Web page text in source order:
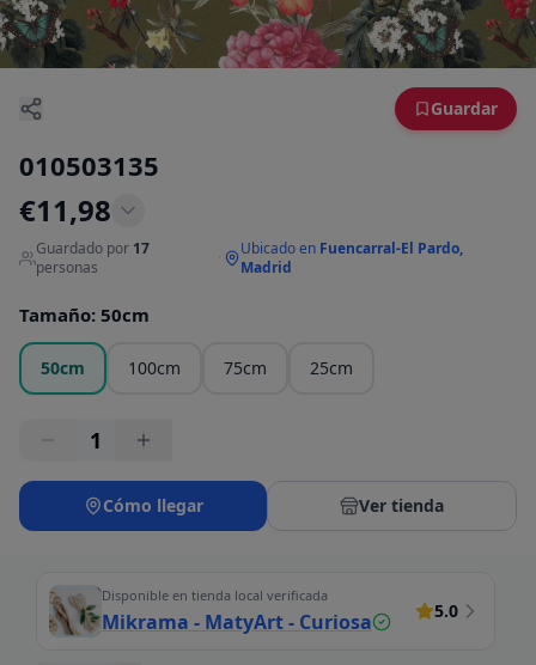
Guardar
010503135
€11,98
Guardado por 17
personas
Ubicado en Fuencarral-El Pardo,
Madrid
Tamaño: 50cm
50cm 100cm 75cm 25cm
1
Cómo llegar Ver tienda
Disponible en tienda local verificada
Mikrama - MatyArt - Curiosa 5.0